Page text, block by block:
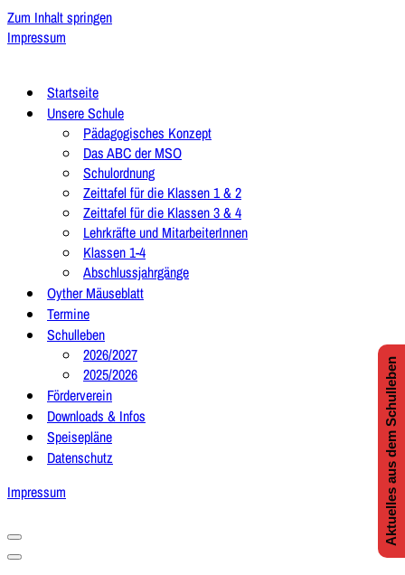
Zum Inhalt springen
Impressum
Startseite
Unsere Schule
Pädagogisches Konzept
Das ABC der MSO
Schulordnung
Zeittafel für die Klassen 1 & 2
Zeittafel für die Klassen 3 & 4
Lehrkräfte und MitarbeiterInnen
Klassen 1-4
Abschlussjahrgänge
Oyther Mäuseblatt
Termine
Schulleben
2026/2027
2025/2026
Förderverein
Downloads & Infos
Speisepläne
Datenschutz
Impressum
Navigationsmenü
Navigationsmenü
Aktuelles aus dem Schulleben